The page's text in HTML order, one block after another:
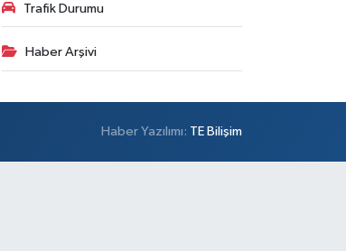
Trafik Durumu
Haber Arşivi
Haber Yazılımı: TE Bilişim